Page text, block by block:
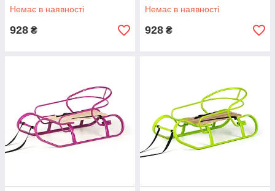
Немає в наявності
928 ₴
Немає в наявності
928 ₴